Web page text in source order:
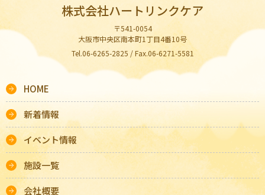
株式会社ハートリンクケア
〒541-0054
大阪市中央区南本町1丁目4番10号
Tel.06-6265-2825 / Fax.06-6271-5581
HOME
新着情報
イベント情報
施設一覧
会社概要